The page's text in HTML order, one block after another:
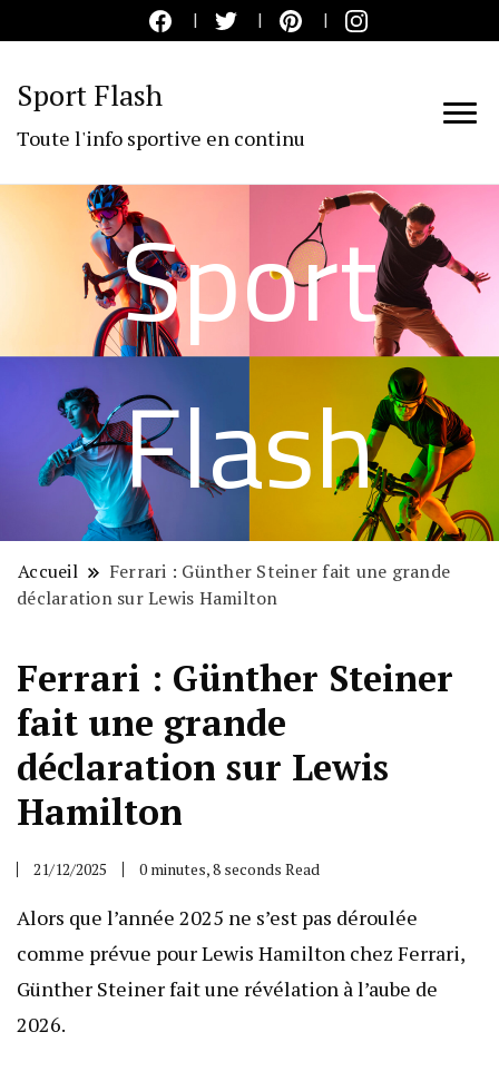
Sport Flash
Toute l'info sportive en continu
Sport
Flash
Accueil
Ferrari : Günther Steiner fait une grande
déclaration sur Lewis Hamilton
Ferrari : Günther Steiner
fait une grande
déclaration sur Lewis
Hamilton
21/12/2025 0 minutes, 8 seconds Read
Alors que l’année 2025 ne s’est pas déroulée
comme prévue pour Lewis Hamilton chez Ferrari,
Günther Steiner fait une révélation à l’aube de
2026.